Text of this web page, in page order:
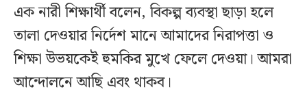
এক নারী শিক্ষার্থী বলেন, বিকল্প ব্যবস্থা ছাড়া হলে
তালা দেওয়ার নির্দেশ মানে আমাদের নিরাপত্তা ও
শিক্ষা উভয়কেই হুমকির মুখে ফেলে দেওয়া। আমরা
আন্দোলনে আছি এবং থাকব।